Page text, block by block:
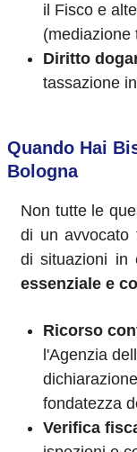
il Fisco e
(mediazione
Diritto
tassazione
Quando Hai
Bologna
Non tutte le
di un avvocato
di situazioni in
essenziale e
Ricorso
l'Agenzia
fondatezza
Verifica